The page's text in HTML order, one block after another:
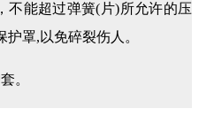
不能超过弹簧(片)所允许的压
罩,以免碎裂伤人。
。